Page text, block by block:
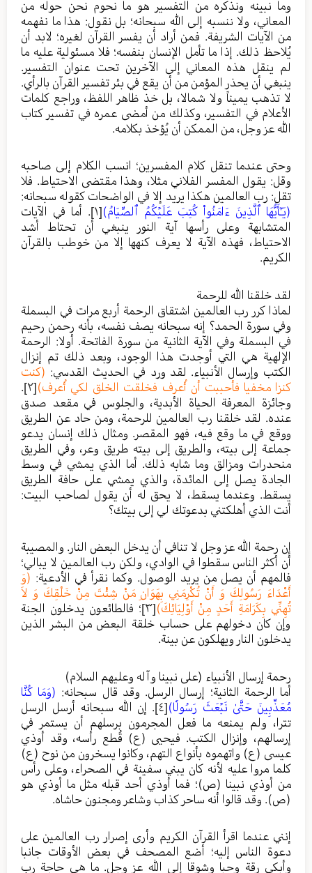
وما نبينه ونذكره من التفسير هو ما نحوم نحن حوله من
المعاني، ولا ننسبه إلى الله سبحانه؛ بل نقول: هذا ما نفهمه
من الآيات الشريفة. فمن أراد أن يفسر القرآن لغيره؛ لابد أن
يُلاحظ ذلك. إذا ما تأمل الإنسان بنفسه؛ فلا مسئولية عليه ما
لم ينقل هذه المعاني إلى الآخرين تحت عنوان التفسير.
ينبغي أن يحذر المؤمن من أن يقع في بئر تفسير القرآن بالرأي.
لا تذهب يميناً ولا شمالا، بل خذ ظاهر اللفظ، وراجع كلمات
الأعلام في التفسير، وكذلك من أمضى عمره في تفسير كتاب
الله عز وجل، من الممكن أن يُؤخذ بكلامه.
وحتى عندما تنقل كلام المفسرين؛ انسب الكلام إلى صاحبه
وقل: يقول المفسر الفلاني مثلا، وهذا مقتضى الاحتياط. فلا
تقل: رب العالمين هكذا يريد إلا في الواضحات كقوله سبحانه:
(يَـٰٓأَيُّهَا ٱلَّذِينَ ءَامَنُواْ كُتِبَ عَلَيۡكُمُ ٱلصِّيَامُ)[١]
. أما في الآيات
المتشابهة وعلى رأسها آية النور ينبغي أن تحتاط أشد
الاحتياط، فهذه الآية لا يعرف كنهها إلا من خوطب بالقرآن
الكريم.
لقد خلقنا الله للرحمة
لماذا كرر رب العالمين اشتقاق الرحمة أربع مرات في البسملة
وفي سورة الحمد؟ إنه سبحانه يصف نفسه، بأنه رحمن رحيم
في البسملة وفي الآية الثانية من سورة الفاتحة. أولا: الرحمة
الإلهية هي التي أوجدت هذا الوجود، وبعد ذلك تم إنزال
الكتب وإرسال الأنبياء. لقد ورد في الحديث القدسي: (كنت
كنزا مخفيا فأحببت أن أُعرف فخلقت الخلق لكي أُعرف)[٢]
.
وجائزة المعرفة الحياة الأبدية، والجلوس في مقعد صدق
عنده. لقد خلقنا رب العالمين للرحمة، ومن حاد عن الطريق
ووقع في ما وقع فيه، فهو المقصر. ومثال ذلك إنسان يدعو
جماعة إلى بيته، والطريق إلى بيته طريق وعر، وفي الطريق
منحدرات ومزالق وما شابه ذلك. أما الذي يمشي في وسط
الجادة يصل إلى المائدة، والذي يمشي على حافة الطريق
يسقط. وعندما يسقط، لا يحق له أن يقول لصاحب البيت:
أنت الذي أهلكتني بدعوتك لي إلى بيتك؟
إن رحمة الله عز وجل لا تنافي أن يدخل البعض النار. والمصيبة
أن أكثر الناس سقطوا في الوادي، ولكن رب العالمين لا يبالي؛
فالمهم أن يصل من يريد الوصول. وكما نقرأ في الأدعية: (وَ
أَعْدَاءَ رَسُولِكَ وَ أَنْ تُكْرِمَنِي بِهَوَانِ مَنْ شِئْتَ مِنْ خَلْقِكَ وَ لاَ
تُهِنِّي بِكَرَامَةِ أَحَدٍ مِنْ أَوْلِيَائِكَ)[٣]
؛ فالطائعون يدخلون الجنة
وإن كان دخولهم على حساب خلقة البعض من البشر الذين
يدخلون النار ويهلكون عن بينة.
رحمة إرسال الأنبياء (على نبينا وآله وعليهم السلام)
أما الرحمة الثانية؛ إرسال الرسل. وقد قال سبحانه: (وَمَا كُنَّا
مُعَذِّبِينَ حَتَّىٰ نَبۡعَثَ رَسُولٗا)[٤]
. إن الله سبحانه أرسل الرسل
تترا، ولم يمنعه ما فعل المجرمون برسلهم أن يستمر في
إرسالهم، وإنزال الكتب. فيحيى (ع) قُطع رأسه، وقد أوذي
عيسى (ع) واتهموه بأنواع التهم، وكانوا يسخرون من نوح (ع)
كلما مروا عليه لأنه كان يبني سفينة في الصحراء، وعلى رأس
من أوذي نبينا (ص)؛ فما أوذي أحد قبله مثل ما أوذي هو
(ص). وقد قالوا أنه ساحر كذاب وشاعر ومجنون حاشاه.
إنني عندما اقرأ القرآن الكريم وأرى إصرار رب العالمين على
دعوة الناس إليه؛ أضع المصحف في بعض الأوقات جانبا
وأبكي رقة وحبا وشوقا إلى الله عز وجل. ما هي حاجة رب